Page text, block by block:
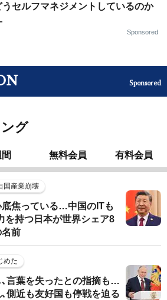
うセルフマネジメントしているのか
Sponsored
Sponsored
グ
無料会員 有料会員
国産業崩壊
焦っている…中国のITも
を持つ日本が世界シェア8
前
めた
､言葉を失ったとの指摘も…
側近も友好国も停戦を迫る